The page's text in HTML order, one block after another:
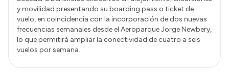
y movilidad presentando su boarding pass o ticket de
vuelo, en coincidencia con la incorporación de dos nuevas
frecuencias semanales desde el Aeroparque Jorge Newbery,
lo que permitirá ampliar la conectividad de cuatro a seis
vuelos por semana.